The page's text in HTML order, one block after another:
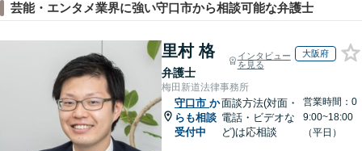
芸能・エンタメ業界に強い守口市から相談可能な弁護士
里村 格
弁護士
インタビュー
を見る
大阪府
梅田新道法律事務所
守口市 か
らも相談
受付中
面談方法(対面・
電話・ビデオな
ど)は応相談
営業時間：0
9:00~18:00
（平日）